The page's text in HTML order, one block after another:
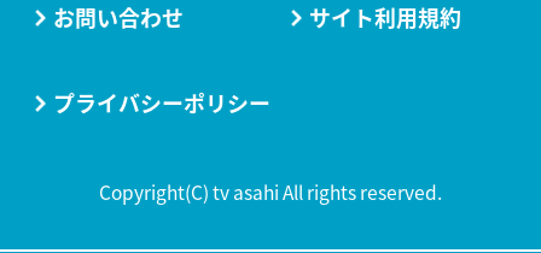
お問い合わせ サイト利用規約
プライバシーポリシー
Copyright(C) tv asahi All rights reserved.